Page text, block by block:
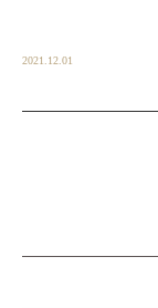
2021.12.01